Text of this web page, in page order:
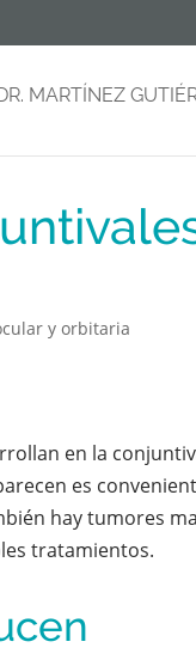
MARTÍNEZ
y orbitaria
en la
es
hay tumores
tratamientos.